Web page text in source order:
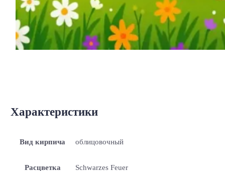
Характеристики
Вид кирпича облицовочный
Расцветка Schwarzes Feuer